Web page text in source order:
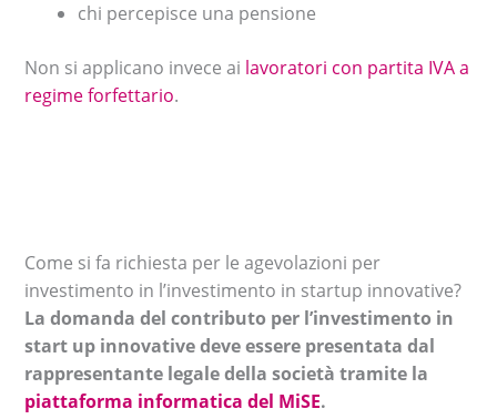
chi percepisce una pensione
Non si applicano invece ai lavoratori con partita IVA a
regime forfettario.
Come si fa richiesta per le agevolazioni per
investimento in l’investimento in startup innovative?
La domanda del contributo per l’investimento in
start up innovative deve essere presentata dal
rappresentante legale della società tramite la
piattaforma informatica del MiSE.